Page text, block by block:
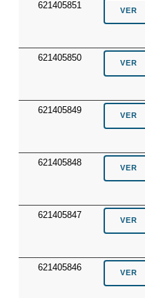
621405851
621405850
621405849
621405848
621405847
621405846